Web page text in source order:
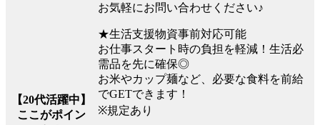
【20代活躍中】
ここがポイン
お気軽にお問い合わせください♪
★生活支援物資事前対応可能
お仕事スタート時の負担を軽減！生活必
需品を先に確保◎
お米やカップ麺など、必要な食料を前給
でGETできます！
※規定あり